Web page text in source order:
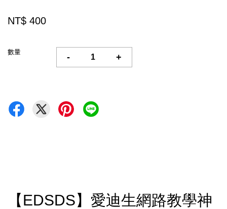
NT$ 400
數量
- +
【EDSDS】愛迪生網路教學神